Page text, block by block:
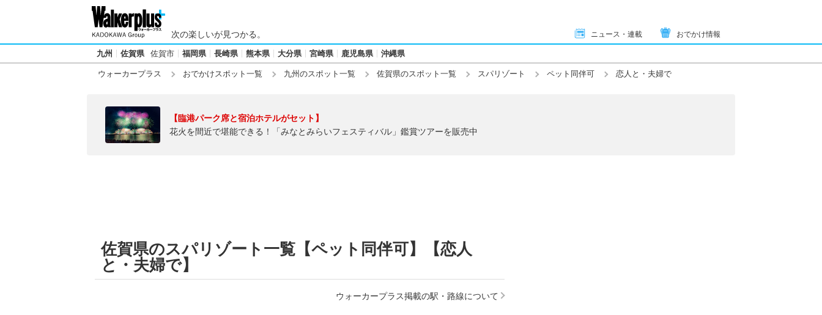
次の楽しいが見つかる。 ニュース・連載 おでかけ情報
九州 佐賀県 佐賀市 福岡県 長崎県 熊本県 大分県 宮崎県 鹿児島県 沖縄県
ウォーカープラス おでかけスポット一覧 九州のスポット一覧 佐賀県のスポット一覧 スパリゾート ペット同伴可 恋人と・夫婦で
【臨港パーク席と宿泊ホテルがセット】
花火を間近で堪能できる！「みなとみらいフェスティバル」鑑賞ツアーを販売中
佐賀県のスパリゾート一覧【ペット同伴可】【恋人
と・夫婦で】
ウォーカープラス掲載の駅・路線について